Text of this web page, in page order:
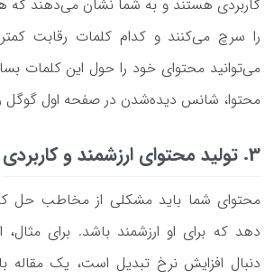
کاربردی هستند و به شما نشان می‌دهند که
را سرچ می‌کنند و کدام کلمات رقابت
می‌توانید محتوای خود را حول این کلمات
محتوا، شانس دیده‌شدن در صفحه اول گوگل
3. تولید محتوای ارزشمند و کاربردی
محتوای شما باید مشکلی از مخاطب حل کند
دهد که برای او ارزشمند باشد. برای
دنبال افزایش نرخ تبدیل است، یک مقاله